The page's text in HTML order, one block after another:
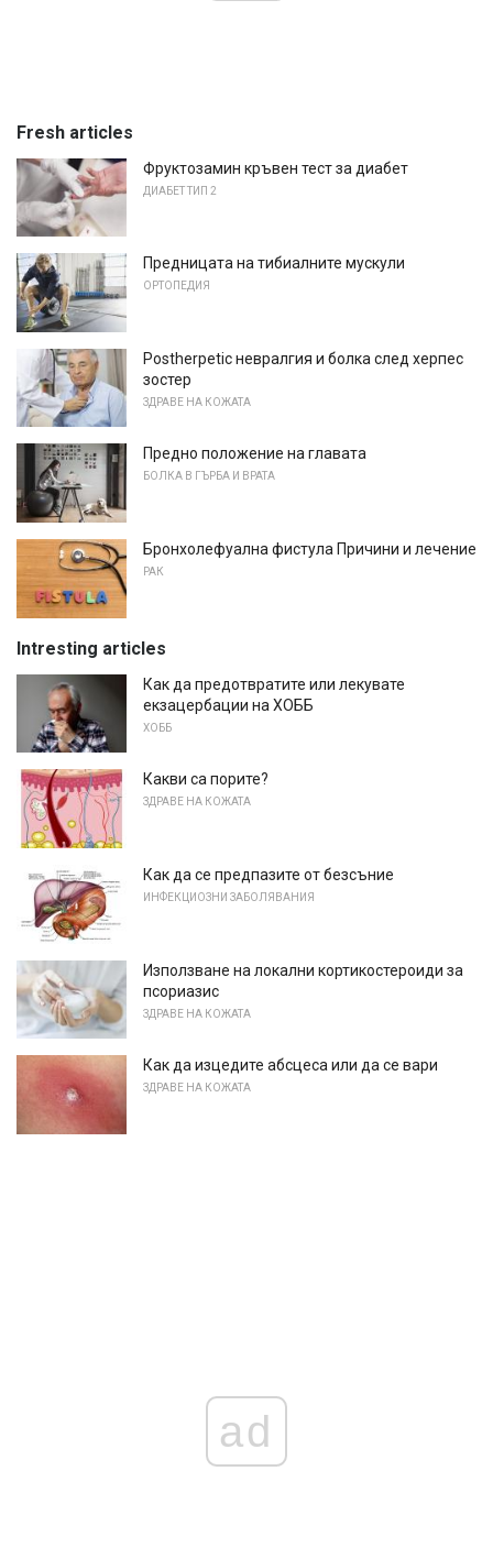
Fresh articles
Фруктозамин кръвен тест за диабет
ДИАБЕТ ТИП 2
Предницата на тибиалните мускули
ОРТОПЕДИЯ
Postherpetic невралгия и болка след херпес
зостер
ЗДРАВЕ НА КОЖАТА
Предно положение на главата
БОЛКА В ГЪРБА И ВРАТА
Бронхолефуална фистула Причини и лечение
РАК
Intresting articles
Как да предотвратите или лекувате
екзацербации на ХОББ
ХОББ
Какви са порите?
ЗДРАВЕ НА КОЖАТА
Как да се предпазите от безсъние
ИНФЕКЦИОЗНИ ЗАБОЛЯВАНИЯ
Използване на локални кортикостероиди за
псориазис
ЗДРАВЕ НА КОЖАТА
Как да изцедите абсцеса или да се вари
ЗДРАВЕ НА КОЖАТА
ad